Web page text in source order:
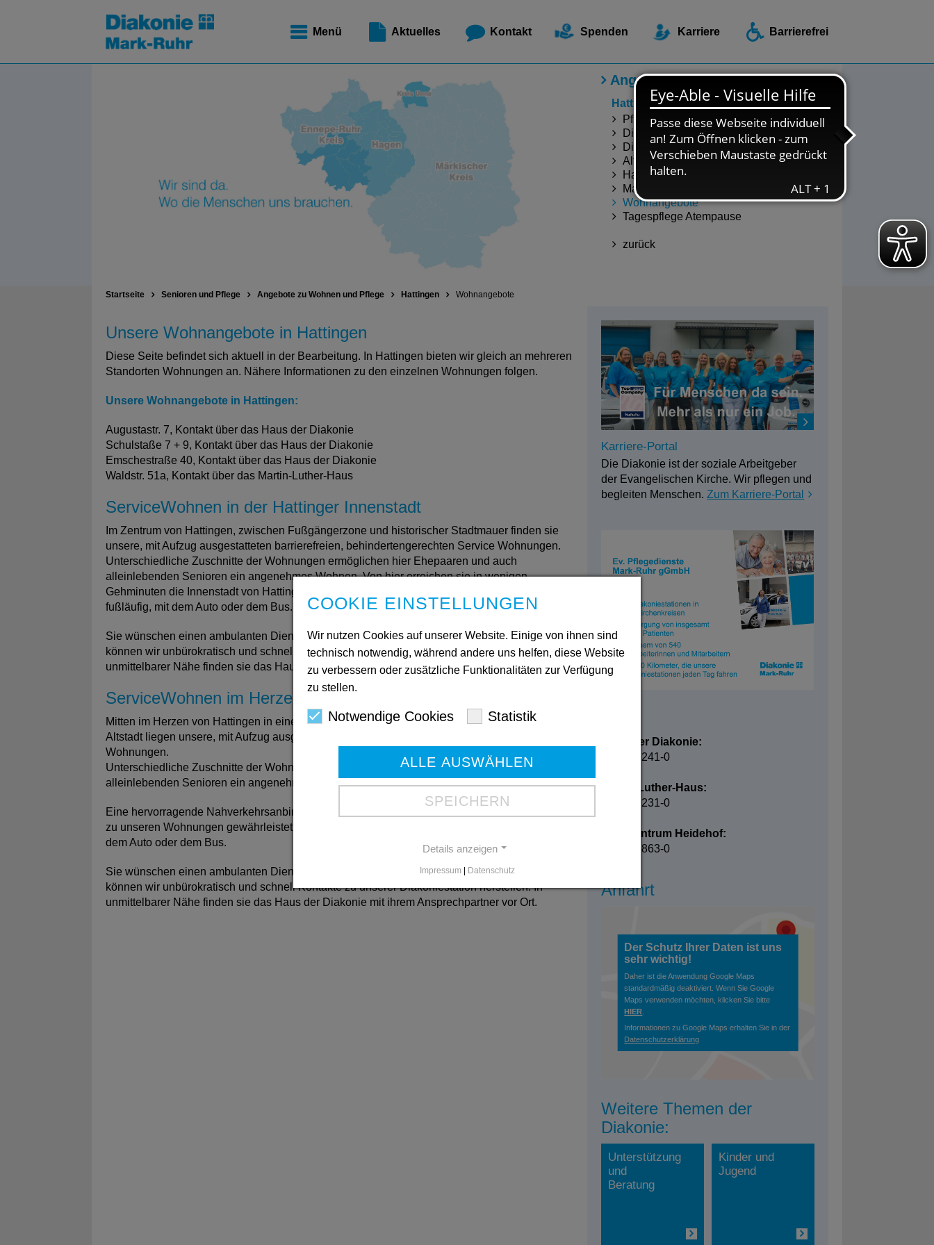
Menü Aktuelles Kontakt Spenden Karriere Barrierefrei
Meldestellen / Beratungsstellen
Angebote zu Wohnen und Pflege
Hattingen
Pflegeberatung
Diakoniestation Hattingen
Diakoniestation Sprockhövel
Altenzentrum Heidehof
Haus der Diakonie
Martin-Luther-Haus
Wohnangebote
Tagespflege Atempause
zurück
Startseite Senioren und Pflege Angebote zu Wohnen und Pflege Hattingen Wohnangebote
Unsere Wohnangebote in Hattingen
Diese Seite befindet sich aktuell in der Bearbeitung. In Hattingen bieten wir gleich an mehreren
Standorten Wohnungen an. Nähere Informationen zu den einzelnen Wohnungen folgen.
Unsere Wohnangebote in Hattingen:
Augustastr. 7, Kontakt über das Haus der Diakonie
Schulstaße 7 + 9, Kontakt über das Haus der Diakonie
Emschestraße 40, Kontakt über das Haus der Diakonie
Waldstr. 51a, Kontakt über das Martin-Luther-Haus
ServiceWohnen in der Hattinger Innenstadt
Im Zentrum von Hattingen, zwischen Fußgängerzone und historischer Stadtmauer finden sie
unsere, mit Aufzug ausgestatteten barrierefreien, behindertengerechten Service Wohnungen.
Unterschiedliche Zuschnitte der Wohnungen ermöglichen hier Ehepaaren und auch
alleinlebenden Senioren ein angenehmes Wohnen. Von hier erreichen sie in wenigen
Gehminuten die Innenstadt von Hattingen. Einkaufsmöglichkeiten sowie Ärzte erreichen Sie
fußläufig, mit dem Auto oder dem Bus.
Sie wünschen einen ambulanten Dienst für ihre pflegerische Versorgung zuhause? Auch hier
können wir unbürokratisch und schnell Kontakte zu unserer Diakoniestation herstellen. In
unmittelbarer Nähe finden sie das Haus der Diakonie mit ihrem Ansprechpartner vor Ort.
ServiceWohnen im Herzen Hattingens
Mitten im Herzen von Hattingen in einer ruhigen Umgebung in der Nähe der historischen
Altstadt liegen unsere, mit Aufzug ausgestatteten barrierefreien, behindertengerechten Service
Wohnungen.
Unterschiedliche Zuschnitte der Wohnungen ermöglichen hier Ehepaaren und auch
alleinlebenden Senioren ein angenehmes Wohnen.
Eine hervorragende Nahverkehrsanbindung ist durch eine Bushaltestelle direkt an der Zufahrt
zu unseren Wohnungen gewährleistet. Einkaufsmöglichkeiten sowie Ärzte erreichen Sie, mit
dem Auto oder dem Bus.
Sie wünschen einen ambulanten Dienst für ihre pflegerische Versorgung zuhause? Auch hier
können wir unbürokratisch und schnell Kontakte zu unserer Diakoniestation herstellen. In
unmittelbarer Nähe finden sie das Haus der Diakonie mit ihrem Ansprechpartner vor Ort.
Karriere-Portal
Die Diakonie ist der soziale Arbeitgeber
der Evangelischen Kirche. Wir pflegen und
begleiten Menschen.Zum Karriere-Portal
Haus der Diakonie:
02324 9241-0
Martin-Luther-Haus:
02324 9231-0
Altenzentrum Heidehof:
02324 6863-0
Anfahrt
Der Schutz Ihrer Daten ist uns
sehr wichtig!
Daher ist die Anwendung Google Maps
standardmäßig deaktiviert. Wenn Sie Google
Maps verwenden möchten, klicken Sie bitte
HIER
Informationen zu Google Maps erhalten Sie in der
Datenschutzerklärung
Weitere Themen der
Diakonie:
Unterstützung
und
Beratung
Kinder und
Jugend
COOKIE EINSTELLUNGEN
Wir nutzen Cookies auf unserer Website. Einige von ihnen sind
technisch notwendig, während andere uns helfen, diese Website
zu verbessern oder zusätzliche Funktionalitäten zur Verfügung
zu stellen.
Notwendige Cookies Statistik
ALLE AUSWÄHLEN
SPEICHERN
Details anzeigen
Impressum Datenschutz